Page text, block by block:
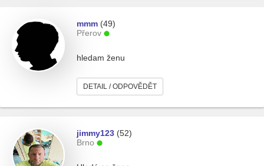
mmm (49)
Přerov
hledam ženu
DETAIL / ODPOVĚDĚT
jimmy123 (52)
Brno